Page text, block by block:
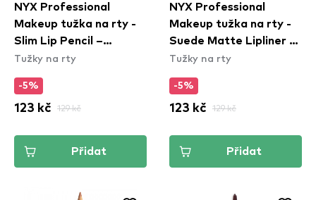
NYX Professional
Makeup tužka na rty -
Slim Lip Pencil –
Peekaboo Neutral
Tužky na rty
-5%
123 kč 129 kč
Přidat
NYX Professional
Makeup tužka na rty -
Suede Matte Lipliner -
Spicy (SMLL57)
Tužky na rty
-5%
123 kč 129 kč
Přidat